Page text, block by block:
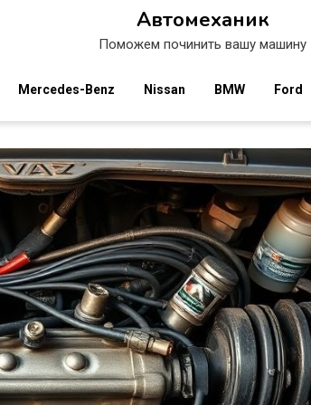
Автомеханик
Поможем починить вашу машину
Mercedes-Benz Nissan BMW Ford